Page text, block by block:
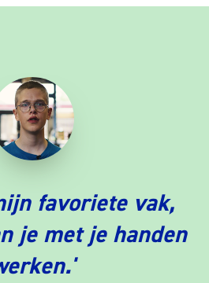
favoriete vak,
je met je handen